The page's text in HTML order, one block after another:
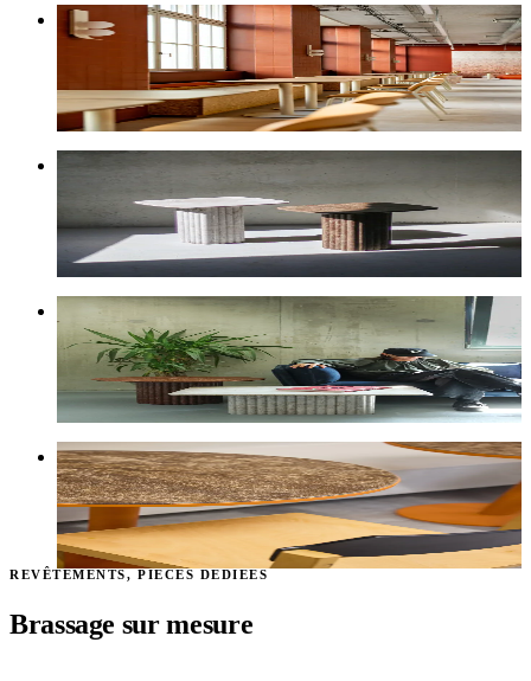
Table Cicero
H50 · H75 · H105
À partir de341 €HT
Table d'appoint Citra
H45 · sur mesure possible
À partir de317 €HT
Table basse Citra
Ø60/70/80 · 60×60/70/80 · H42
À partir de616 €HT
Plateau de table
Cicero & Amarillo · 60/70/80
À partir de 150 €
REVÊTEMENTS, PIÈCES DÉDIÉES
Brassage sur mesure